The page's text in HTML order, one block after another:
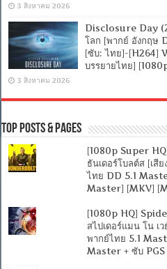
3 สิงหาคม 2026
Disclosure Day
โลก [พากย์ อังกฤษ
[ซับ: ไทย]-[H264]
บรรยายไทย]
3 สิงหาคม 2026
Top Posts & Pages
[1080p Super
ธันเดอร์โบลต์ส [เสี
ไทย DD 5.1
Master] [MKV]
[1080p HQ]
สไปเดอร์แมน โน เ
พากย์ไทย 5.1
Master + ซับ